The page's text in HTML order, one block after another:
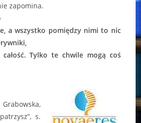
zapomina.
a wszystko pomiędzy nimi to nic
Tylko te chwile mogą coś
s.